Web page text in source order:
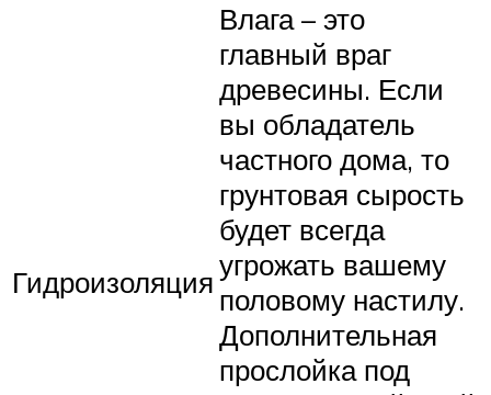
Гидроизоляция
Влага – это
главный враг
древесины. Если
вы обладатель
частного дома, то
грунтовая сырость
будет всегда
угрожать вашему
половому настилу.
Дополнительная
прослойка под